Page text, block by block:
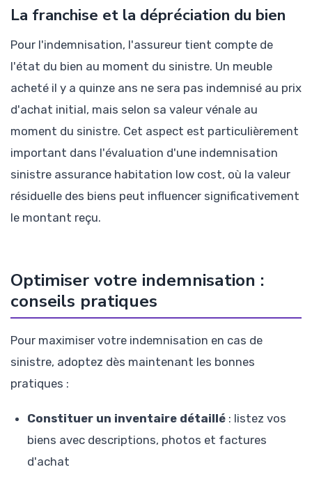
La franchise et la dépréciation du bien
Pour l'indemnisation, l'assureur tient compte de
l'état du bien au moment du sinistre. Un meuble
acheté il y a quinze ans ne sera pas indemnisé au prix
d'achat initial, mais selon sa valeur vénale au
moment du sinistre. Cet aspect est particulièrement
important dans l'évaluation d'une indemnisation
sinistre assurance habitation low cost, où la valeur
résiduelle des biens peut influencer significativement
le montant reçu.
Optimiser votre indemnisation :
conseils pratiques
Pour maximiser votre indemnisation en cas de
sinistre, adoptez dès maintenant les bonnes
pratiques :
Constituer un inventaire détaillé : listez vos
biens avec descriptions, photos et factures
d'achat